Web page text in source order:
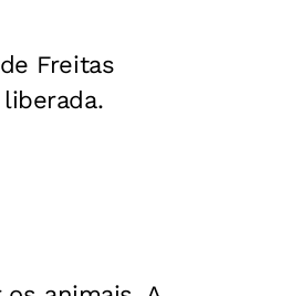
Freitas